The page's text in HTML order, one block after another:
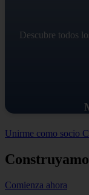
Descubre todos
Unirme como socio
Comienza ahora